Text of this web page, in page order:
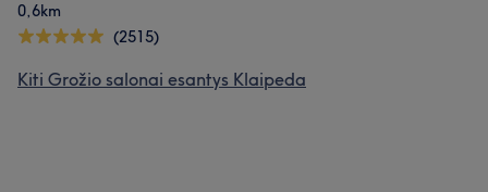
0,6km
(2515)
Kiti Grožio salonai esantys Klaipeda